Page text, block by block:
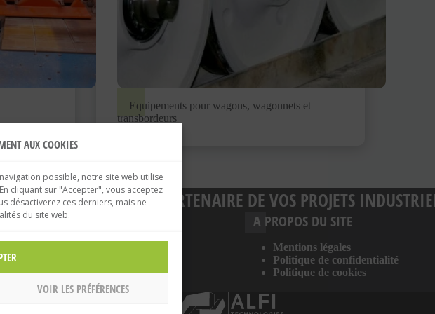
AUX COOKIES
possible, notre site web utilise
cliquant sur "Accepter", vous acceptez
désactiverez ces derniers, mais ne
du site web.
VOIR LES PRÉFÉRENCES
Equipements pour wagons, wagonnets et
transbordeurs
ALFI TECHNOLOGIES, PARTENAIRE DE VOS PROJETS
NOS SOLUTIONS
Services
A PROPOS DU SITE
Mentions légales
Politique de confidentialité
Politique de cookies